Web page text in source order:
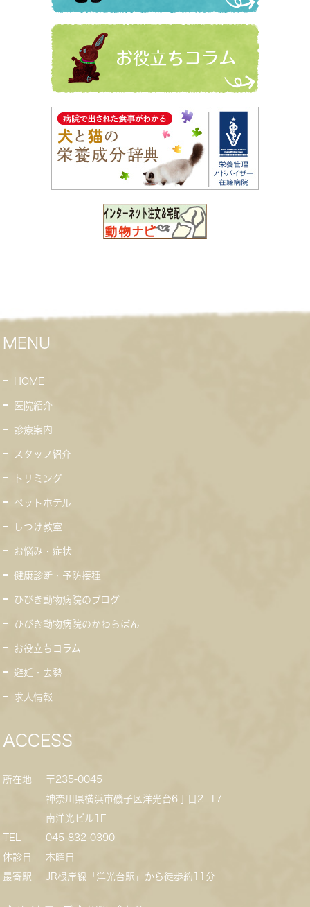
MENU
HOME
医院紹介
診療案内
スタッフ紹介
トリミング
ペットホテル
しつけ教室
お悩み・症状
健康診断・予防接種
ひびき動物病院のブログ
ひびき動物病院のかわらばん
お役立ちコラム
避妊・去勢
求人情報
ACCESS
所在地
〒235-0045
神奈川県横浜市磯子区洋光台6丁目2−17
南洋光ビル1F
TEL
045-832-0390
休診日
木曜日
最寄駅
JR根岸線「洋光台駅」から徒歩約11分